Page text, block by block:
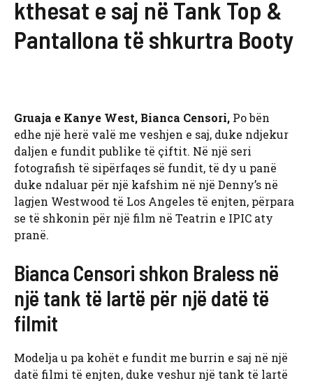
kthesat e saj në Tank Top &
Pantallona të shkurtra Booty
Gruaja e Kanye West, Bianca Censori, Po bën
edhe një herë valë me veshjen e saj, duke ndjekur
daljen e fundit publike të çiftit. Në një seri
fotografish të sipërfaqes së fundit, të dy u panë
duke ndaluar për një kafshim në një Denny’s në
lagjen Westwood të Los Angeles të enjten, përpara
se të shkonin për një film në Teatrin e IPIC aty
pranë.
Bianca Censori shkon Braless në
një tank të lartë për një datë të
filmit
Modelja u pa kohët e fundit me burrin e saj në një
datë filmi të enjten, duke veshur një tank të lartë